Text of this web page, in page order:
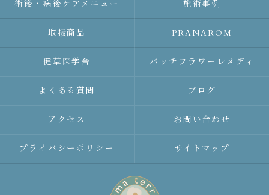
術後・病後ケアメニュー 施術事例
取扱商品 PRANAROM
健草医学舎 バッチフラワーレメディ
よくある質問 ブログ
アクセス お問い合わせ
プライバシーポリシー サイトマップ